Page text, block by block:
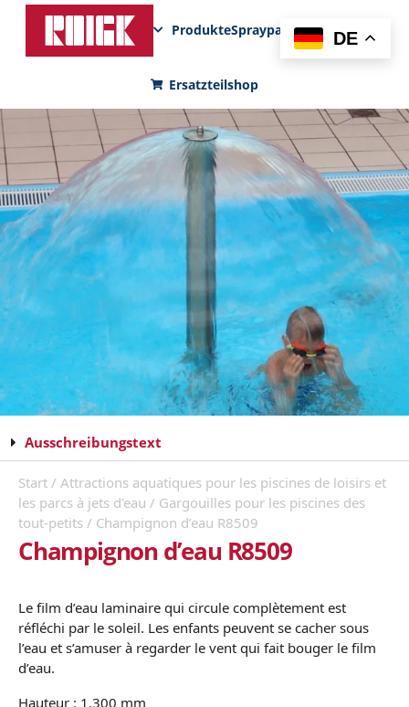
ProdukteSprayparksFunPadNews
Ersatzteilshop
Ausschreibungstext
Start / Attractions aquatiques pour les piscines de loisirs et
les parcs à jets d'eau / Gargouilles pour les piscines des
tout-petits / Champignon d’eau R8509
Champignon d’eau R8509
Le film d’eau laminaire qui circule complètement est
réfléchi par le soleil. Les enfants peuvent se cacher sous
l’eau et s’amuser à regarder le vent qui fait bouger le film
d’eau.
Hauteur : 1.300 mm
DE